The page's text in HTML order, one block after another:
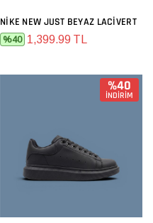
NIKE NEW JUST BEYAZ LACIVERT
%40 1,399.99 TL
%40
İNDİRİM